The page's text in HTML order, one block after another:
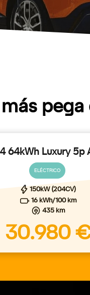
64kWh Luxury 5p
ELÉCTRICO
150kW (204CV)
16 kWh/100 km
435 km
30.980